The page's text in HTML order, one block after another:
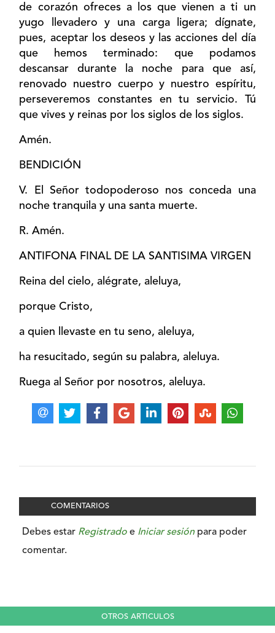
de corazón ofreces a los que vienen a ti un
yugo llevadero y una carga ligera; dígnate,
pues, aceptar los deseos y las acciones del día
que hemos terminado: que podamos
descansar durante la noche para que así,
renovado nuestro cuerpo y nuestro espíritu,
perseveremos constantes en tu servicio. Tú
que vives y reinas por los siglos de los siglos.
Amén.
BENDICIÓN
V. El Señor todopoderoso nos conceda una
noche tranquila y una santa muerte.
R. Amén.
ANTIFONA FINAL DE LA SANTISIMA VIRGEN
Reina del cielo, alégrate, aleluya,
porque Cristo,
a quien llevaste en tu seno, aleluya,
ha resucitado, según su palabra, aleluya.
Ruega al Señor por nosotros, aleluya.
COMENTARIOS
Debes estar Registrado e Iniciar sesión para poder
comentar.
OTROS ARTICULOS